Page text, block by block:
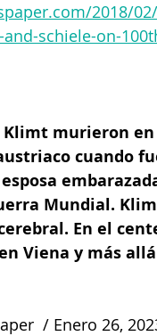
in America 2018/
schiele-on-
Klimt murieron
cuando
Mundial.
En el
Viena y más
/ Enero 26,